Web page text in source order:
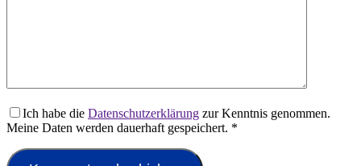
Ich habe die Datenschutzerklärung zur Kenntnis genommen.
Meine Daten werden dauerhaft gespeichert. *